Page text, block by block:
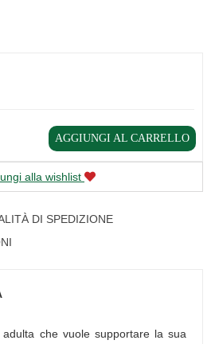
AGGIUNGI AL CARRELLO
alla wishlist
DI SPEDIZIONE
che vuole supportare la sua